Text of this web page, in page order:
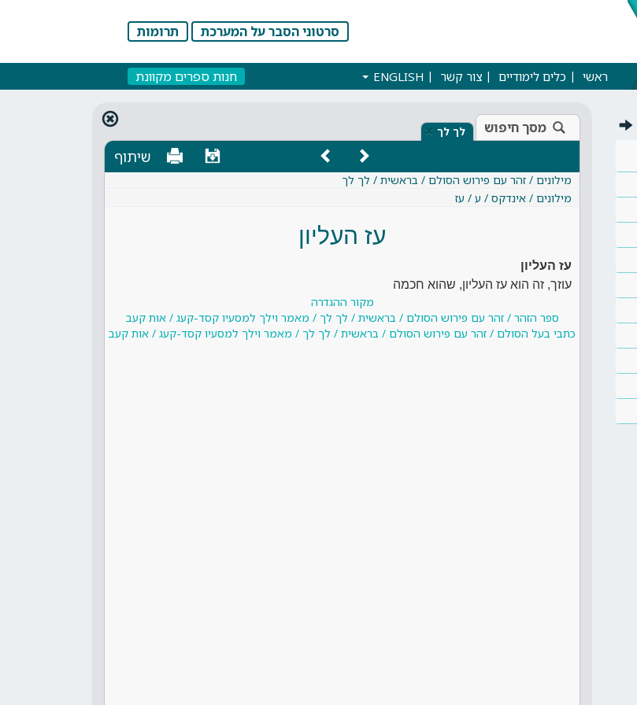
סרטוני הסבר על המערכת תרומות
ראשי כלים לימודיים צור קשר ENGLISH חנות ספרים מקוונת
מסך חיפוש לך לך ×
שיתוף
מילונים / זהר עם פירוש הסולם / בראשית / לך לך
מילונים / אינדקס / ע / עז
עז העליון
עז העליון
עוזך, זה הוא עז העליון, שהוא חכמה
מקור ההגדרה
ספר הזהר / זהר עם פירוש הסולם / בראשית / לך לך / מאמר וילך למסעיו קסד-קעג / אות קעב
כתבי בעל הסולם / זהר עם פירוש הסולם / בראשית / לך לך / מאמר וילך למסעיו קסד-קעג / אות קעב